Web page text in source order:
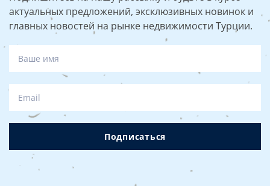
бассейном и потрясающим видом на море могут
оцениваться в диапазоне от €500 000 до нескольких
миллионов евро.
актуальных предложений, эксклюзивных новинок и
главных новостей на рынке недвижимости Турции.
Подписаться